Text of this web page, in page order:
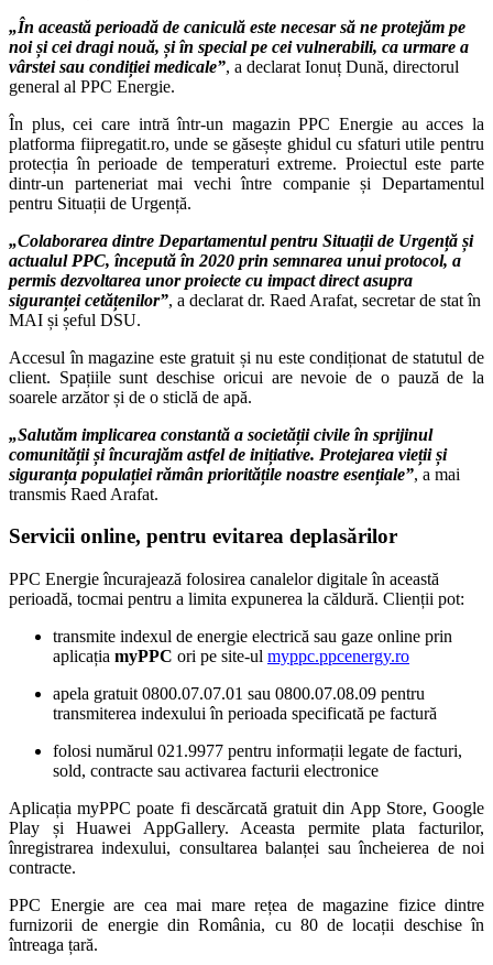
„În această perioadă de caniculă este necesar să ne protejăm pe
noi și cei dragi nouă, și în special pe cei vulnerabili, ca urmare a
vârstei sau condiției medicale”, a declarat Ionuț Dună, directorul
general al PPC Energie.
În plus, cei care intră într-un magazin PPC Energie au acces la
platforma fiipregatit.ro, unde se găsește ghidul cu sfaturi utile pentru
protecția în perioade de temperaturi extreme. Proiectul este parte
dintr-un parteneriat mai vechi între companie și Departamentul
pentru Situații de Urgență.
„Colaborarea dintre Departamentul pentru Situații de Urgență și
actualul PPC, începută în 2020 prin semnarea unui protocol, a
permis dezvoltarea unor proiecte cu impact direct asupra
siguranței cetățenilor”, a declarat dr. Raed Arafat, secretar de stat în
MAI și șeful DSU.
Accesul în magazine este gratuit și nu este condiționat de statutul de
client. Spațiile sunt deschise oricui are nevoie de o pauză de la
soarele arzător și de o sticlă de apă.
„Salutăm implicarea constantă a societății civile în sprijinul
comunității și încurajăm astfel de inițiative. Protejarea vieții și
siguranța populației rămân prioritățile noastre esențiale”, a mai
transmis Raed Arafat.
Servicii online, pentru evitarea deplasărilor
PPC Energie încurajează folosirea canalelor digitale în această
perioadă, tocmai pentru a limita expunerea la căldură. Clienții pot:
transmite indexul de energie electrică sau gaze online prin
aplicația myPPC ori pe site-ul myppc.ppcenergy.ro
apela gratuit 0800.07.07.01 sau 0800.07.08.09 pentru
transmiterea indexului în perioada specificată pe factură
folosi numărul 021.9977 pentru informații legate de facturi,
sold, contracte sau activarea facturii electronice
Aplicația myPPC poate fi descărcată gratuit din App Store, Google
Play și Huawei AppGallery. Aceasta permite plata facturilor,
înregistrarea indexului, consultarea balanței sau încheierea de noi
contracte.
PPC Energie are cea mai mare rețea de magazine fizice dintre
furnizorii de energie din România, cu 80 de locații deschise în
întreaga țară.